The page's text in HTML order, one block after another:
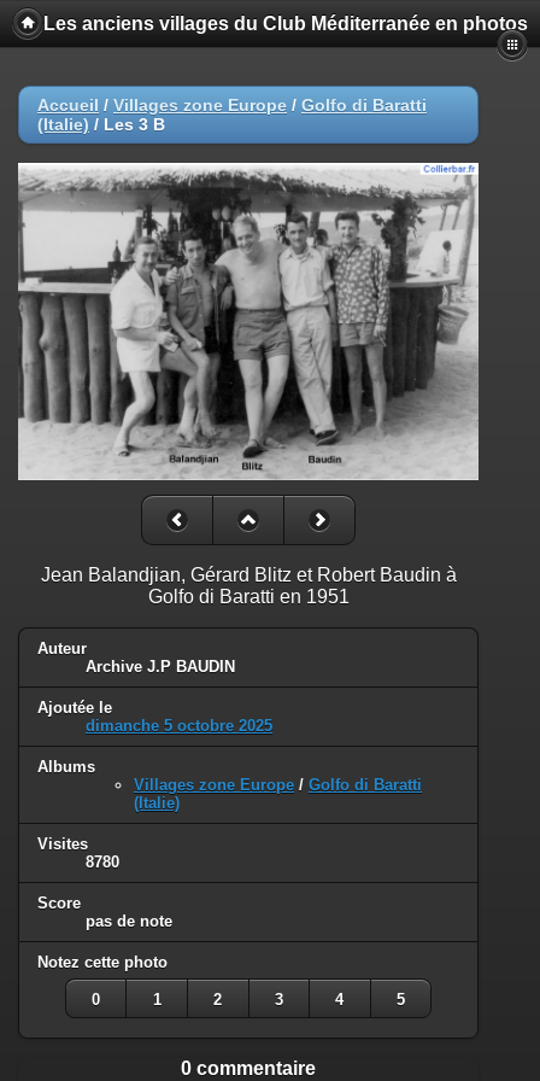
Les anciens villages du Club Méditerranée en photos
Accueil / Villages zone Europe / Golfo di Baratti
(Italie) / Les 3 B
Jean Balandjian, Gérard Blitz et Robert Baudin à
Golfo di Baratti en 1951
Auteur
Archive J.P BAUDIN
Ajoutée le
dimanche 5 octobre 2025
Albums
Villages zone Europe / Golfo di Baratti
(Italie)
Visites
8780
Score
pas de note
Notez cette photo
0 1 2 3 4 5
0 commentaire